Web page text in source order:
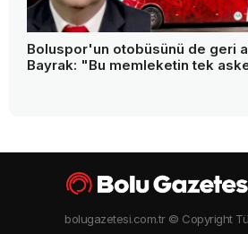
Boluspor'un otobüsünü de geri
Bayrak: "Bu memleketin tek
bolugazetesi.com.tr © Copyright